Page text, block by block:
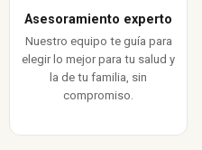
Asesoramiento experto
Nuestro equipo te guía para
elegir lo mejor para tu salud y
la de tu familia, sin
compromiso.